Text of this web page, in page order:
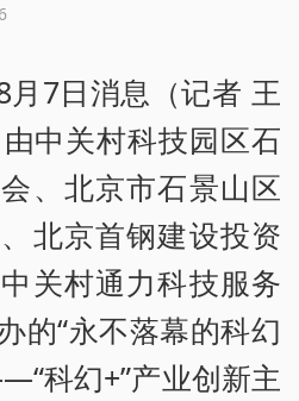
月7日消息（记者 王
中关村科技园区石
、北京市石景山区
北京首钢建设投资
关村通力科技服务
的“永不落幕的科幻
科幻+”产业创新主